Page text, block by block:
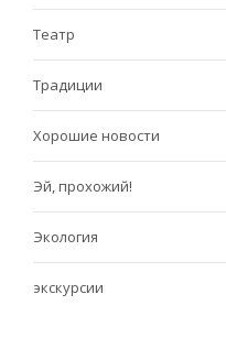
Театр
Традиции
Хорошие новости
Эй, прохожий!
Экология
экскурсии